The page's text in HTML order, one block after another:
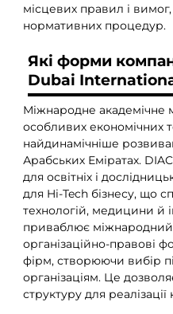
місцевих правил і
нормативних процедур.
Які форми
Dubai
Міжнародне академічне
особливих економічних
найдинамічніше
Арабських Еміратах.
для освітніх і
для Hi-Tech бізнесу, що
технологій, медицини й
приваблює міжнародний
організаційно-правові
фірм, створюючи вибір
організаціям. Це
структуру для